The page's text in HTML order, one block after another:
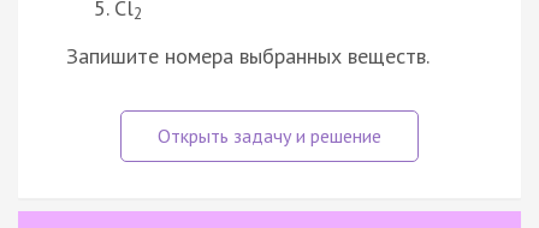
Cl2
Запишите номера выбранных веществ.